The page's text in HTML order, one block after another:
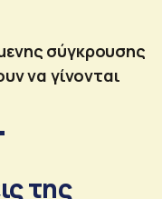
σύγκρουσης
να γίνονται
της